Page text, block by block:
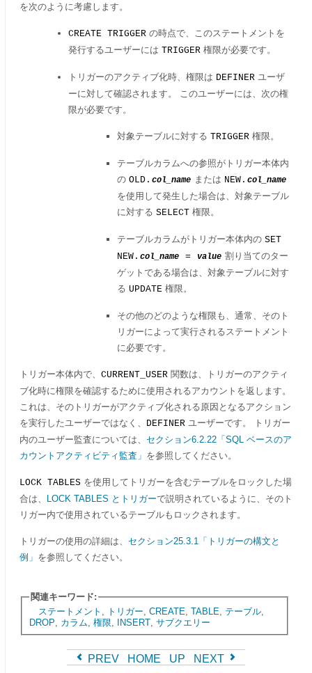
を次のように考慮します。
CREATE TRIGGER の時点で、このステートメントを
発行するユーザーには TRIGGER 権限が必要です。
トリガーのアクティブ化時、権限は DEFINER ユーザ
ーに対して確認されます。 このユーザーには、次の権
限が必要です。
対象テーブルに対する TRIGGER 権限。
テーブルカラムへの参照がトリガー本体内
の OLD. col_name または NEW. col_name
を使用して発生した場合は、対象テーブル
に対する SELECT 権限。
テーブルカラムがトリガー本体内の SET
NEW. col_name = value 割り当てのター
ゲットである場合は、対象テーブルに対す
る UPDATE 権限。
その他のどのような権限も、通常、そのト
リガーによって実行されるステートメント
に必要です。
トリガー本体内で、 CURRENT_USER 関数は、トリガーのアクティ
ブ化時に権限を確認するために使用されるアカウントを返します。
これは、そのトリガーがアクティブ化される原因となるアクション
を実行したユーザーではなく、 DEFINER ユーザーです。 トリガー
内のユーザー監査については、 セクション6.2.22「SQL ベースのア
カウントアクティビティ監査」 を参照してください。
LOCK TABLES を使用してトリガーを含むテーブルをロックした場
合は、
LOCK TABLES とトリガーで説明されているように、そのト
リガー内で使用されているテーブルもロックされます。
トリガーの使用の詳細は、 セクション25.3.1「トリガーの構文と
例」 を参照してください。
関連キーワード:
ステートメント
トリガー CREATE TABLE テーブル,
DROP
カラム 権限 INSERT, サブクエリー
PREV HOME UP NEXT